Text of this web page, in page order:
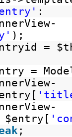
:
-
);
=
=
-
[
-
$entry [
;